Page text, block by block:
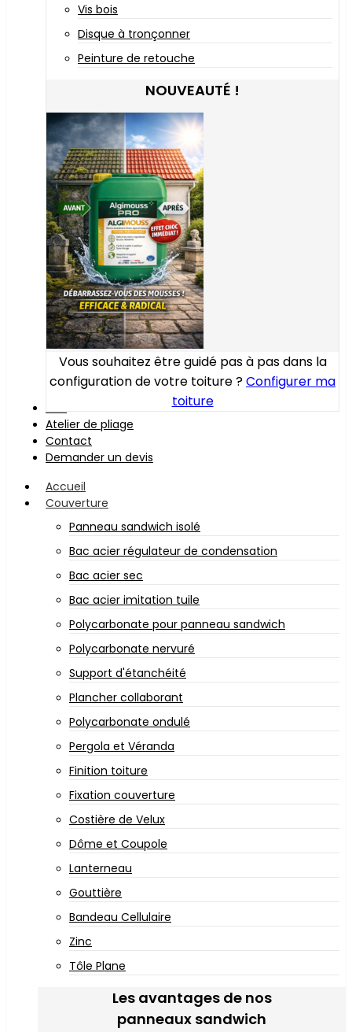
Vis bois
Disque à tronçonner
Peinture de retouche
NOUVEAUTÉ !
Vous souhaitez être guidé pas à pas dans la
configuration de votre toiture ?Configurer ma
toiture
Atelier de pliage
Contact
Demander un devis
Accueil
Couverture
Panneau sandwich isolé
Bac acier régulateur de condensation
Bac acier sec
Bac acier imitation tuile
Polycarbonate pour panneau sandwich
Polycarbonate nervuré
Support d'étanchéité
Plancher collaborant
Polycarbonate ondulé
Pergola et Véranda
Finition toiture
Fixation couverture
Costière de Velux
Dôme et Coupole
Lanterneau
Gouttière
Bandeau Cellulaire
Zinc
Tôle Plane
Les avantages de nos
panneaux sandwich